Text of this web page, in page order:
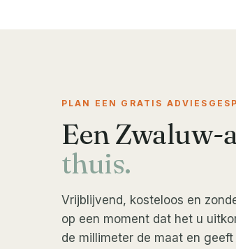
PLAN EEN GRATIS
Een Zwaluw-
thuis.
Vrijblijvend, kosteloos en
op een moment dat het u
de millimeter de maat en